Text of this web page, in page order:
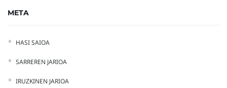
META
HASI SAIOA
SARREREN JARIOA
IRUZKINEN JARIOA